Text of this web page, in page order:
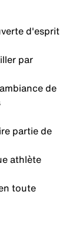
d'esprit
par
de
partie de
athlète
toute